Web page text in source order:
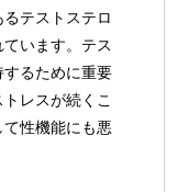
テストステロ
います。テス
するために重要
レスが続くこ
性機能にも悪